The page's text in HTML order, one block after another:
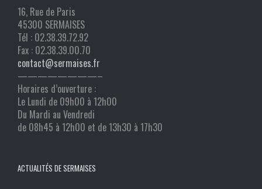
16, Rue de Paris
45300 SERMAISES
Tél : 02.38.39.72.92
Fax : 02.38.39.00.70
contact@sermaises.fr
————————–
Horaires d’ouverture :
Le Lundi de 09h00 à 12h00
Du Mardi au Vendredi
de 08h45 à 12h00 et de 13h30 à 17h30
ACTUALITÉS DE SERMAISES